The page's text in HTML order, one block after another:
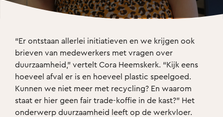
“Er ontstaan allerlei initiatieven en we krijgen ook
brieven van medewerkers met vragen over
duurzaamheid,” vertelt Cora Heemskerk. “Kijk eens
hoeveel afval er is en hoeveel plastic speelgoed.
Kunnen we niet meer met recycling? En waarom
staat er hier geen fair trade-koffie in de kast?” Het
onderwerp duurzaamheid leeft op de werkvloer.